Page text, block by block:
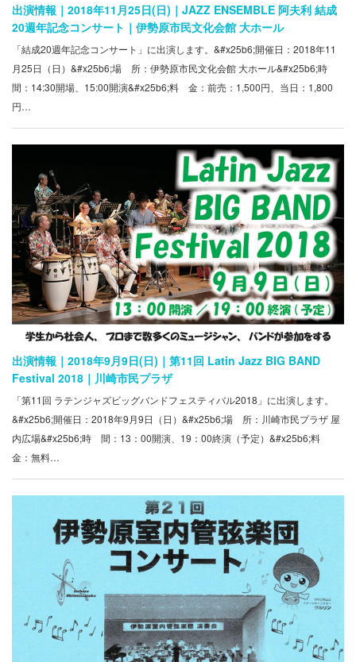
出演情報｜2018年11月25日(日)｜JAZZ ENSEMBLE 阿夫利 結成
20週年記念コンサート｜伊勢原市民文化会館 大ホール
「結成20週年記念コンサート」に出演します。&#x25b6;開催日：2018年11
月25日（日）&#x25b6;場 所：伊勢原市民文化会館 大ホール&#x25b6;時
間：14:30開場、15:00開演&#x25b6;料 金：前売：1,500円、当日：1,800
円…
出演情報｜2018年9月9日(日)｜第11回 Latin Jazz BIG BAND
Festival 2018｜川崎市民プラザ
「第11回 ラテンジャズビッグバンドフェスティバル2018」に出演します。
&#x25b6;開催日：2018年9月9日（日）&#x25b6;場 所：川崎市民プラザ 屋
内広場&#x25b6;時 間：13：00開演、19：00終演（予定）&#x25b6;料
金：無料…